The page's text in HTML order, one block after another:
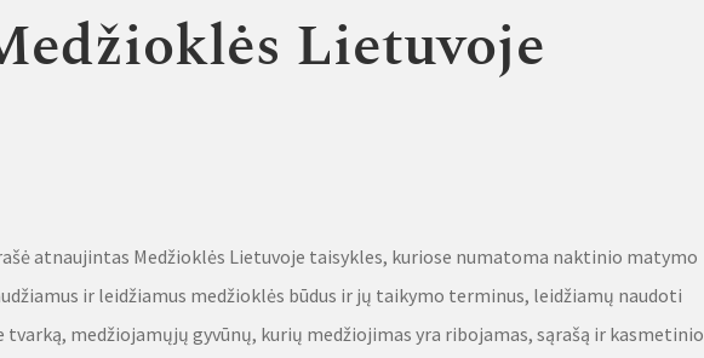
Lietuvoje
atnaujintas Medžioklės Lietuvoje taisykles, kuriose numatoma naktinio matymo
ir leidžiamus medžioklės būdus ir jų taikymo terminus, leidžiamų naudoti
medžiojamųjų gyvūnų, kurių medžiojimas yra ribojamas, sąrašą ir kasmetinio